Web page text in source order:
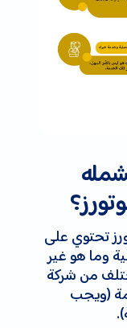
تحتوي على
وما هو غير
من شركة
(ويجب